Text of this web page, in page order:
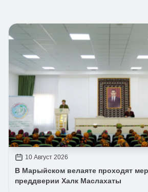
10 Август 2026
В Марыйском велаяте проходят
преддверии Халк Маслахаты